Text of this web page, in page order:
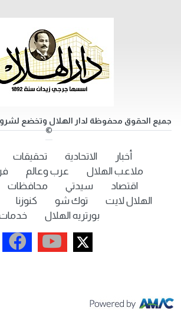
جميع الحقوق محفوظة لدار الهلال وتخضع
©
أخبار الاتحادية تحقيقات
ملاعب الهلال
عرب وعالم
اقتصاد
سيدتي محافظات
الهلال لايت
توك شو كنوزنا
بورتريه الهلال